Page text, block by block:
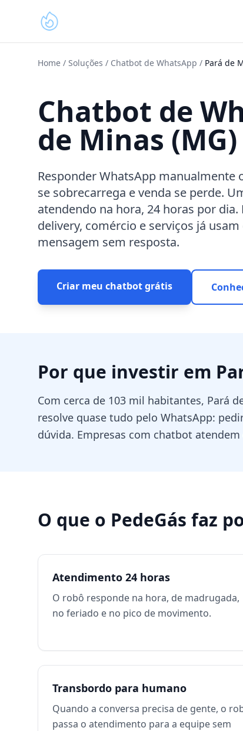
Home / Soluções / Chatbot de WhatsApp / Pará de
Chatbot de
de Minas (MG)
Responder WhatsApp manualmente
se sobrecarrega e venda se perde.
atendendo na hora, 24 horas por
delivery, comércio e serviços já
mensagem sem resposta.
Criar meu chatbot grátis
Por que investir em
Com cerca de 103 mil habitantes, Pará
resolve quase tudo pelo WhatsApp:
dúvida. Empresas com chatbot
O que o PedeGás faz
Atendimento 24 horas
O robô responde na hora, de madrugada,
no feriado e no pico de movimento.
Transbordo para humano
Quando a conversa precisa de gente, o
passa o atendimento para a equipe sem